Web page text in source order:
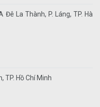
Đê La Thành, P. Láng, TP. Hà
TP. Hồ Chí Minh